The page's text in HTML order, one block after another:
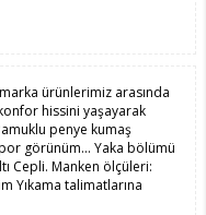
ürünlerimiz arasında
hissini yaşayarak
penye kumaş
görünüm... Yaka bölümü
Cepli. Manken ölçüleri:
Yıkama talimatlarına